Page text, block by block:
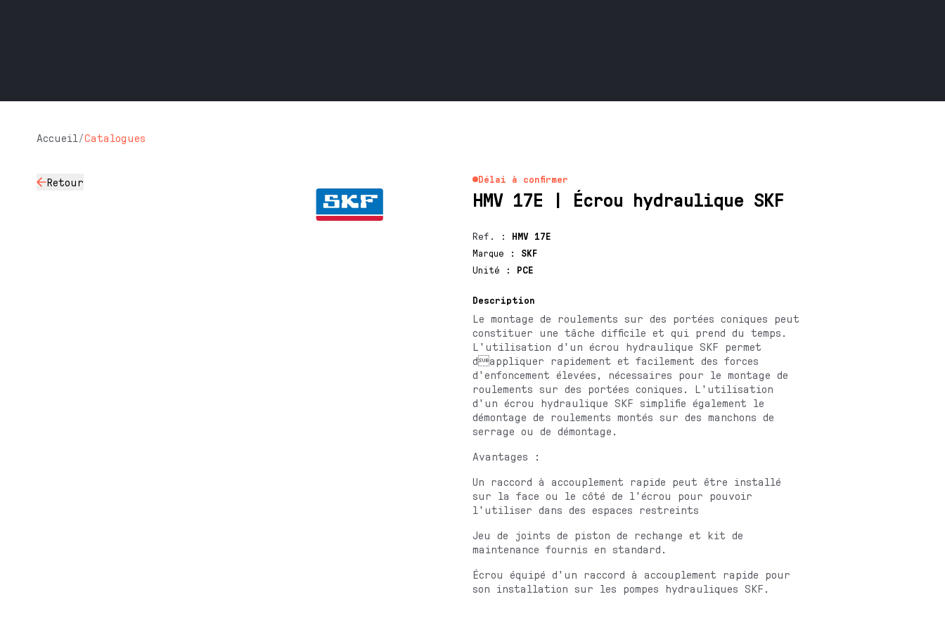
Accueil/Catalogues
Retour Délai à confirmer
HMV 17E | Écrou hydraulique SKF
Ref. : HMV 17E
Marque
:
SKF
Unité
: PCE
Description
Le montage de roulements sur des portées coniques peut
constituer une tâche difficile et qui prend du temps.
L'utilisation d'un écrou hydraulique SKF permet
dappliquer rapidement et facilement des forces
d'enfoncement élevées, nécessaires pour le montage de
roulements sur des portées coniques. L'utilisation
d'un écrou hydraulique SKF simplifie également le
démontage de roulements montés sur des manchons de
serrage ou de démontage.
Avantages :
Un raccord à accouplement rapide peut être installé
sur la face ou le côté de l'écrou pour pouvoir
l'utiliser dans des espaces restreints
Jeu de joints de piston de rechange et kit de
maintenance fournis en standard.
Écrou équipé d'un raccord à accouplement rapide pour
son installation sur les pompes hydrauliques SKF.